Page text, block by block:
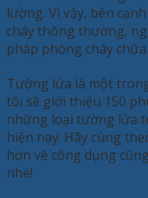
lường. Vì vậy, bên
cháy thông thường,
pháp phòng cháy
Tường lửa là một
tôi sẽ giới thiệu 150
những loại tường lửa
hiện nay. Hãy cùng
hơn về công dụng
nhé!